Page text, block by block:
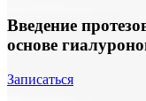
Введение
основе
Записаться